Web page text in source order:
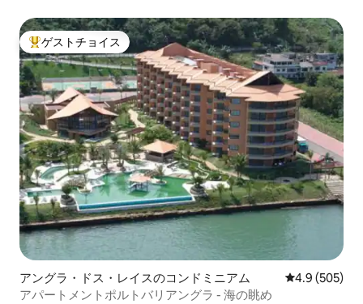
大好評のゲストチョイスです。
ゲストチョイス
アングラ・ドス・レイスのコンドミニアム レビュー505
4.9 (505)
アパートメントポルトバリアングラ - 海の眺め